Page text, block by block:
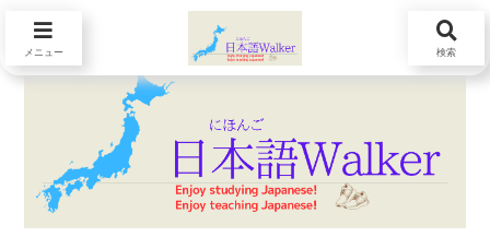
メニュー 検索